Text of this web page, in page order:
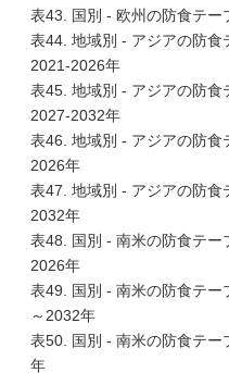
表43. 国別 - 欧州の防食テ
表44. 地域別 - アジアの防食
2021-2026年
表45. 地域別 - アジアの防食
2027-2032年
表46. 地域別 - アジアの防
2026年
表47. 地域別 - アジアの防
2032年
表48. 国別 - 南米の防食テ
2026年
表49. 国別 - 南米の防食テ
～2032年
表50. 国別 - 南米の防食テ
年